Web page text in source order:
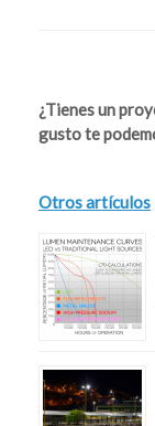
¿Tienes un
gusto te
Otros artículos